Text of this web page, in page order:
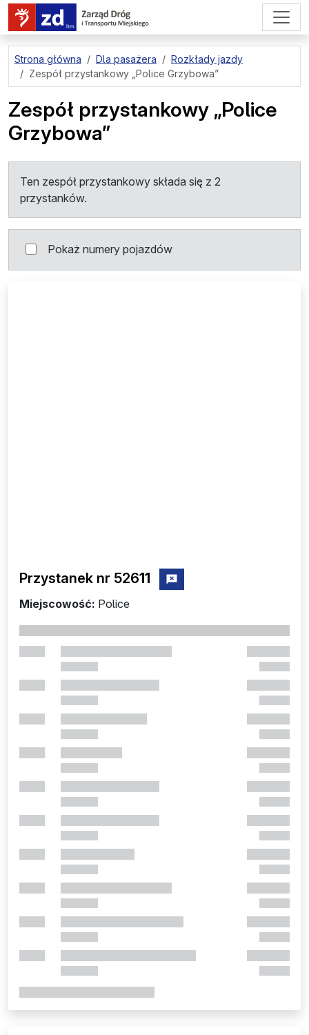
przejdź do treści strony
Strona główna Dla pasażera
Rozkłady jazdy
Zespół przystankowy „Police Grzybowa”
Zespół przystankowy „Police
Grzybowa”
Ten zespół przystankowy składa się z 2
przystanków.
Pokaż numery pojazdów
Przystanek nr 52611 zgłoś przystanek nr 52611
Miejscowość: Police